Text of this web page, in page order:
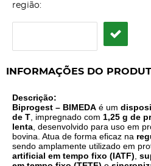
região:
INFORMAÇÕES DO
Descrição:
Biprogest – BIMEDA é um
de T, impregnado com 1,25 g de
lenta, desenvolvido para uso em
bovina. Atua de forma eficaz na
sendo amplamente utilizado em
artificial em tempo fixo (IATF),